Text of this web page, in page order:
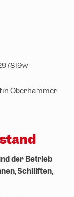
Oberhammer
der Betrieb
Schiliften,